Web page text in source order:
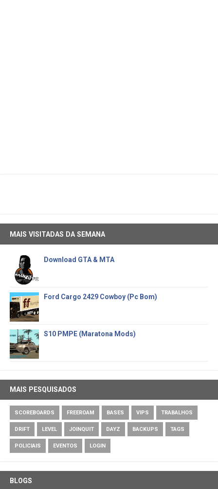
MAIS VISITADAS DA SEMANA
Download GTA & MTA
Ford Cargo 2429 Cowboy (Pc Bom)
S10 PMPE (Maratona Mods)
MAIS PESQUISADOS
SCOREBOARDS FREEROAM BASES VIPS TRABALHOS
DRIFT LEVEL JOINQUIT DAYZ BACKUPS TAGS
POLICIAIS EVENTOS LOGIN
BLOGS